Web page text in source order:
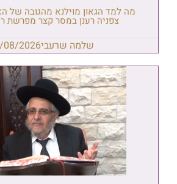
מה למד הגאון מוילנא מהגובה של
צפניה רענן במסר קצר מפרשת
שלמה שרעבי08/2026